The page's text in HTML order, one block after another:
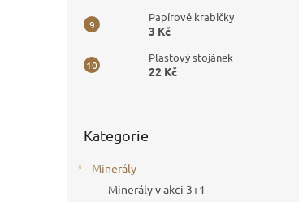
Papírové krabičky
3 Kč
Plastový stojánek
22 Kč
kategorie
Kategorie
Minerály
Minerály v akci 3+1